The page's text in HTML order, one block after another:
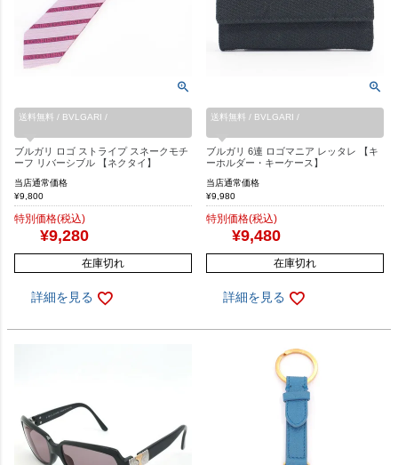
送料無料 / BVLGARI /
ブルガリ ロゴ ストライプ スネークモチ
ーフ リバーシブル 【ネクタイ】
当店通常価格
¥9,800
特別価格(税込)
¥9,280
在庫切れ
詳細を見る
送料無料 / BVLGARI /
ブルガリ 6連 ロゴマニア レッタレ 【キ
ーホルダー・キーケース】
当店通常価格
¥9,980
特別価格(税込)
¥9,480
在庫切れ
詳細を見る